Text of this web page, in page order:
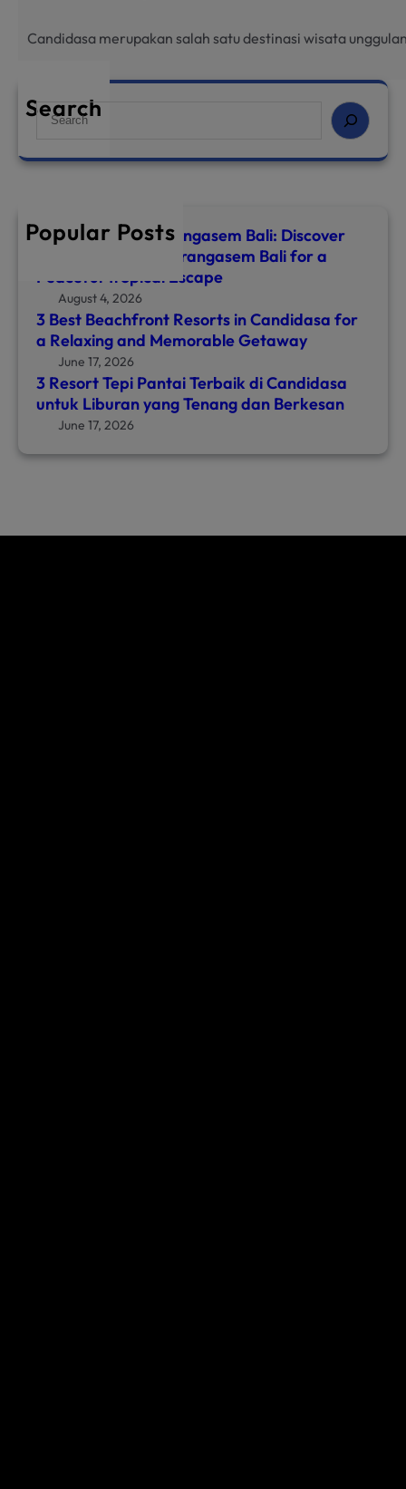
Candidasa merupakan salah satu destinasi wisata
Search
S
a
Popular Posts
Top 8 Hotels in Karangasem Bali: Discover
the Best Hotel in Karangasem Bali for a
Peaceful Tropical Escape
August 4, 2026
3 Best Beachfront Resorts in Candidasa for
a Relaxing and Memorable Getaway
June 17, 2026
3 Resort Tepi Pantai Terbaik di Candidasa
untuk Liburan yang Tenang dan Berkesan
June 17, 2026